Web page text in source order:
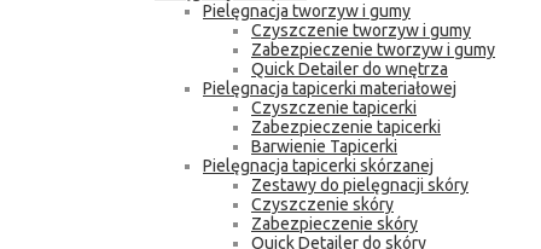
Pielęgnacja tworzyw i gumy
Czyszczenie tworzyw i gumy
Zabezpieczenie tworzyw i gumy
Quick Detailer do wnętrza
Pielęgnacja tapicerki materiałowej
Czyszczenie tapicerki
Zabezpieczenie tapicerki
Barwienie Tapicerki
Pielęgnacja tapicerki skórzanej
Zestawy do pielęgnacji skóry
Czyszczenie skóry
Zabezpieczenie skóry
Quick Detailer do skóry